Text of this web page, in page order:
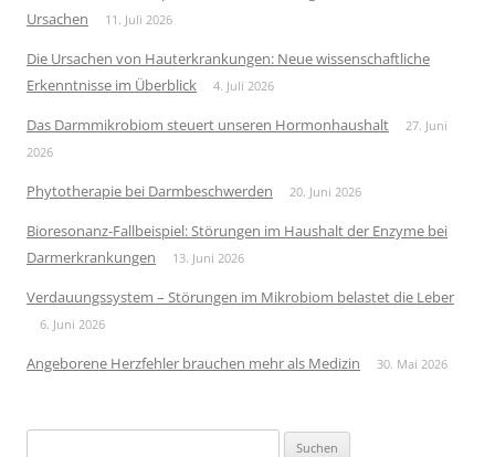
Ursachen
11. Juli 2026
Die Ursachen von Hauterkrankungen: Neue wissenschaftliche
Erkenntnisse im Überblick
4. Juli 2026
Das Darmmikrobiom steuert unseren Hormonhaushalt
27. Juni
2026
Phytotherapie bei Darmbeschwerden 20. Juni 2026
Bioresonanz-Fallbeispiel: Störungen im Haushalt der Enzyme bei
Darmerkrankungen
13. Juni 2026
Verdauungssystem – Störungen im Mikrobiom belastet die Leber
6. Juni 2026
Angeborene Herzfehler brauchen mehr als Medizin 30. Mai 2026